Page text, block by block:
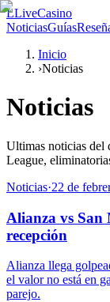
LLiveCasino
NoticiasGuías
Inicio
›Noticias
Noticias
Ultimas noticias del
League,
Noticias·22 de
Alianza vs San
recepción
Alianza llega
el valor no está en
parejo.